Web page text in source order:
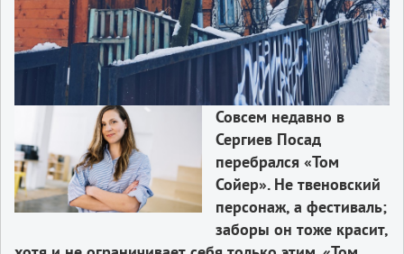
Совсем недавно в
Сергиев Посад
перебрался «Том
Сойер». Не твеновский
персонаж, а фестиваль;
заборы он тоже красит,